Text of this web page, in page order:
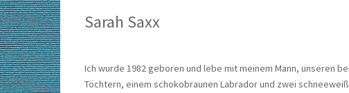
Sarah Saxx
Ich wurde 1982 geboren und lebe mit meinem Mann, unseren
Töchtern, einem schokobraunen Labrador und zwei